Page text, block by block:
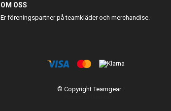
OM OSS
Er föreningspartner på teamkläder och merchandise.
© Copyright Teamgear